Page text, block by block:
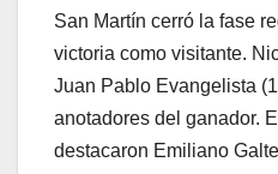
San Martín cerró la fase
victoria como visitante.
Juan Pablo Evangelista
anotadores del ganador.
destacaron Emiliano